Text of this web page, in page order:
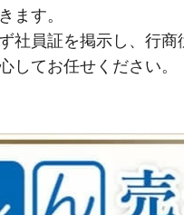
ます。
社員証を掲示し、行商
してお任せください。